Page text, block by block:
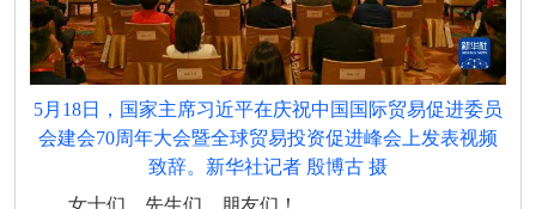
5月18日，国家主席习近平在庆祝中国国际贸易促进委员
会建会70周年大会暨全球贸易投资促进峰会上发表视频
致辞。新华社记者 殷博古 摄
女士们、先生们、朋友们！